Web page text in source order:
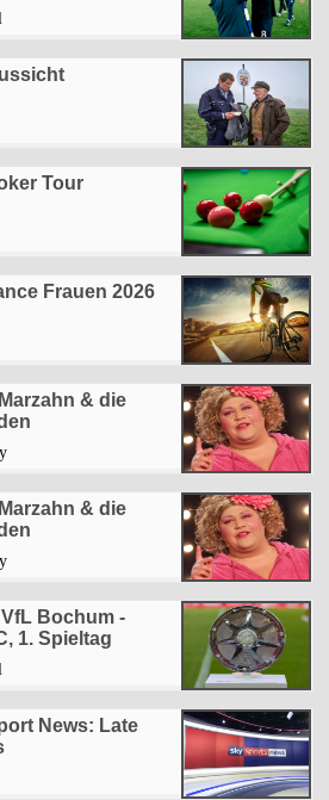
Tour
Frauen 2026
& die
& die
Bochum -
1. Spieltag
News: Late